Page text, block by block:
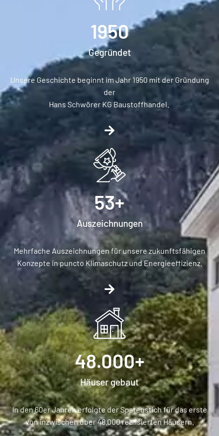
Gegründet
1950
Unsere Geschichte beginnt im Jahr 1950 mit der Gründung
der
Hans Schwörer KG Baustoffhandel.
Auszeichnungen​
53+
Mehrfache Auszeichnungen für unsere zukunftsfähigen
Konzepte in puncto Klimaschutz und Energieeffizienz.
Häuser gebaut
48.000+
In den 60er Jahren erfolgte der Spatenstich für das erste
von inzwischen über 48.000 realisierten Häusern.